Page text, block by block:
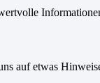
auf etwas